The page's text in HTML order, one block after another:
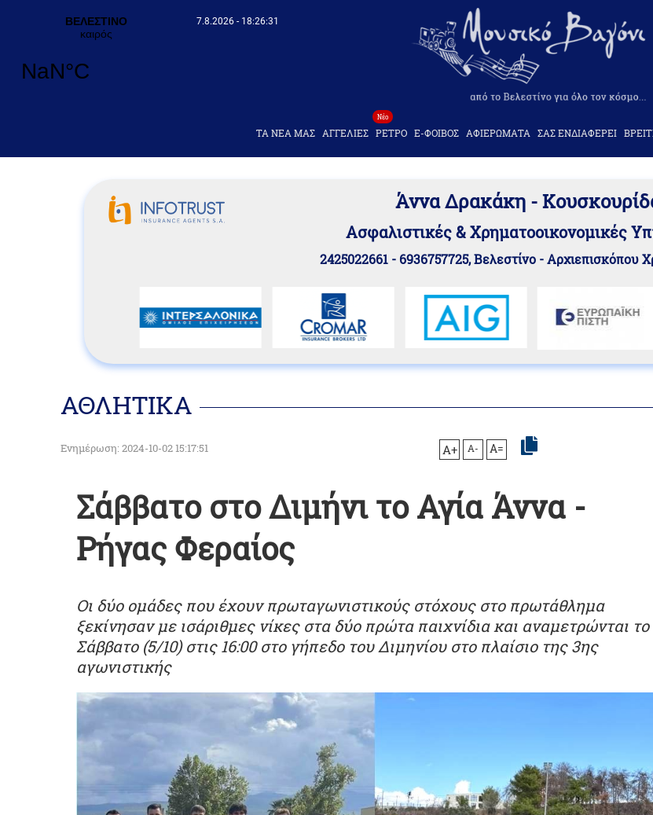
7.8.2026 - 18:26:32
ΤΑ ΝΕΑ ΜΑΣ AΓΓΕΛΙΕΣ
Νέο
ΡΕΤΡΟ Ε-ΦΟΙΒΟΣ ΑΦΙΕΡΩΜΑΤΑ ΣΑΣ ΕΝΔΙΑΦΕΡΕΙ
Άννα Δρακάκη -
Aσφαλιστικές & Χρηματοοικονομικές
2425022661 - 6936757725, Βελεστίνο - Αρχιεπισκόπου
ΑΘΛΗΤΙΚΑ
Ενημέρωση: 2024-10-02 15:17:51 A+ A- A=
Σάββατο στο Διμήνι το Αγία Άννα -
Ρήγας Φεραίος
Οι δύο ομάδες που έχουν πρωταγωνιστικούς στόχους στο πρωτάθλημα
ξεκίνησαν με ισάριθμες νίκες στα δύο πρώτα παιχνίδια και αναμετρώνται το
Σάββατο (5/10) στις 16:00 στο γήπεδο του Διμηνίου στο πλαίσιο της 3ης
αγωνιστικής